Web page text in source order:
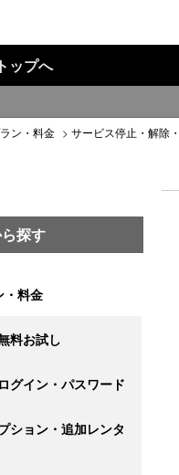
ップへ
ン・料金 > サービス停止・解除
探す
・料金
料お試し
グイン・パスワード
ション・追加レンタ